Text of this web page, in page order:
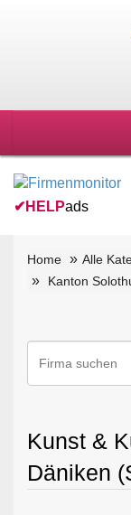
✔ HELPads
Home Alle
Kanton
Kunst &
Däniken